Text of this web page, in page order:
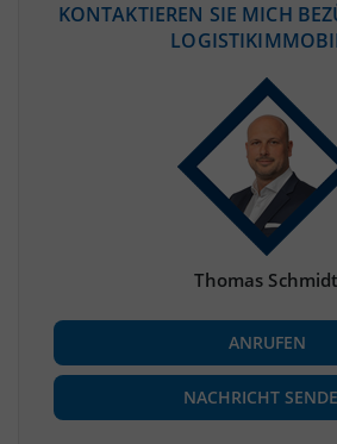
(STAND: 12/2019)
(Landkreis / Kreisfreie Stadt)
BESCHÄFTIGUNG
Beschäftigte
(Landkreis / Kreisfreie Stadt)
KONTAKTIEREN SIE MICH
Thomas Schmidt
ANRUFEN
NACHRICHT